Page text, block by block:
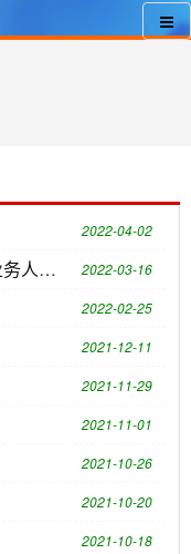
2022-04-02
2022-03-16
关于加强乡镇公共资源交易中心业务人员专题培训的建议
2022-02-25
2021-12-11
2021-11-29
2021-11-01
2021-10-26
2021-10-20
2021-10-18